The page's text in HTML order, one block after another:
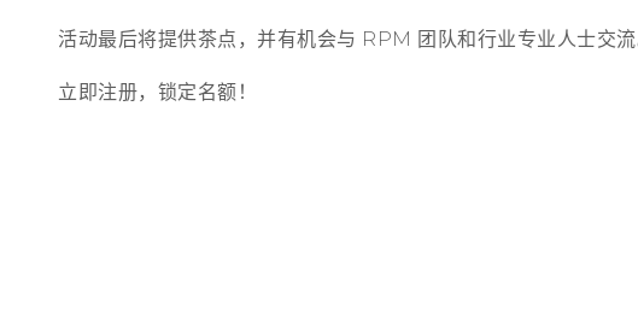
活动最后将提供茶点，并有机会与 RPM 团队和行业专业人士交流
立即注册，锁定名额！